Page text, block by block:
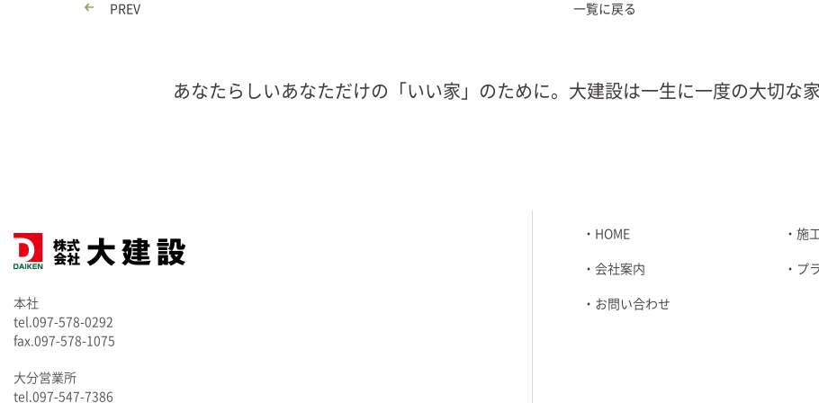
PREV 一覧に戻る
あなたらしいあなただけの「いい家」のために。大建設は一生に一度の大切な
本社
tel.097-578-0292
fax.097-578-1075
大分営業所
tel.097-547-7386
HOME 施
会社案内 プ
お問い合わせ